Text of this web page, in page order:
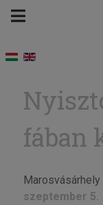
fában
szeptember 5.